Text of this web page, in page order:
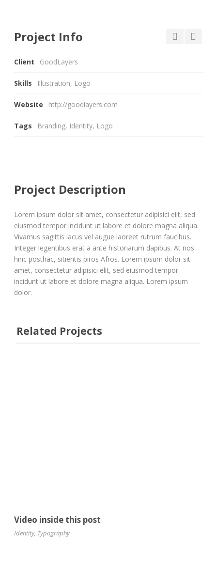
Project Info
Client GoodLayers
Skills Illustration, Logo
Website http://goodlayers.com
Tags Branding, Identity, Logo
Project Description
Lorem ipsum dolor sit amet, consectetur adipisici elit, sed
eiusmod tempor incidunt ut labore et dolore magna aliqua.
Vivamus sagittis lacus vel augue laoreet rutrum faucibus.
Integer legentibus erat a ante historiarum dapibus. At nos
hinc posthac, sitientis piros Afros. Lorem ipsum dolor sit
amet, consectetur adipisici elit, sed eiusmod tempor
incidunt ut labore et dolore magna aliqua. Lorem ipsum
dolor.
Related Projects
Video inside this post
Identity, Typography